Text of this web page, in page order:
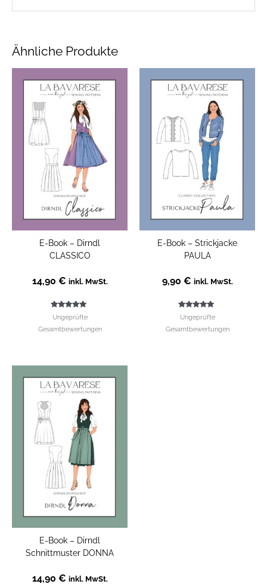
Ähnliche Produkte
E-Book – Dirndl
CLASSICO
14,90 € inkl. MwSt.
Bewertet mit
5.00
von 5
Ungeprüfte
Gesamtbewertungen
E-Book – Strickjacke
PAULA
9,90 € inkl. MwSt.
Bewertet mit
5.00
von 5
Ungeprüfte
Gesamtbewertungen
E-Book – Dirndl
Schnittmuster DONNA
14,90 € inkl. MwSt.